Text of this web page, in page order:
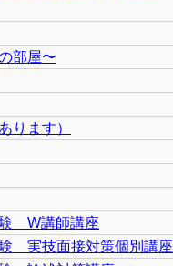
部屋〜
ります）
験 W講師講座
実技面接対策個別講座